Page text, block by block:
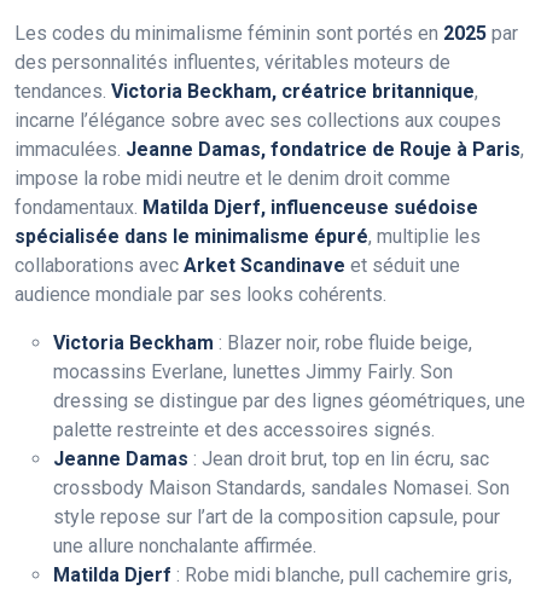
Les codes du minimalisme féminin sont portés en 2025 par
des personnalités influentes, véritables moteurs de
tendances. Victoria Beckham, créatrice britannique,
incarne l’élégance sobre avec ses collections aux coupes
immaculées. Jeanne Damas, fondatrice de Rouje à Paris,
impose la robe midi neutre et le denim droit comme
fondamentaux. Matilda Djerf, influenceuse suédoise
spécialisée dans le minimalisme épuré, multiplie les
collaborations avec Arket Scandinave et séduit une
audience mondiale par ses looks cohérents.
Victoria Beckham : Blazer noir, robe fluide beige,
mocassins Everlane, lunettes Jimmy Fairly. Son
dressing se distingue par des lignes géométriques, une
palette restreinte et des accessoires signés.
Jeanne Damas : Jean droit brut, top en lin écru, sac
crossbody Maison Standards, sandales Nomasei. Son
style repose sur l’art de la composition capsule, pour
une allure nonchalante affirmée.
Matilda Djerf : Robe midi blanche, pull cachemire gris,